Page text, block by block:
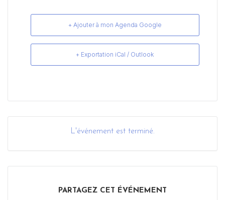
+ Ajouter à mon Agenda Google
+ Exportation iCal / Outlook
L'événement est terminé.
PARTAGEZ CET ÉVÉNEMENT